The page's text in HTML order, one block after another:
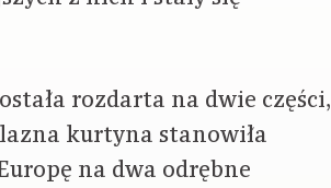
rozdarta na dwie części,
kurtyna stanowiła
na dwa odrębne